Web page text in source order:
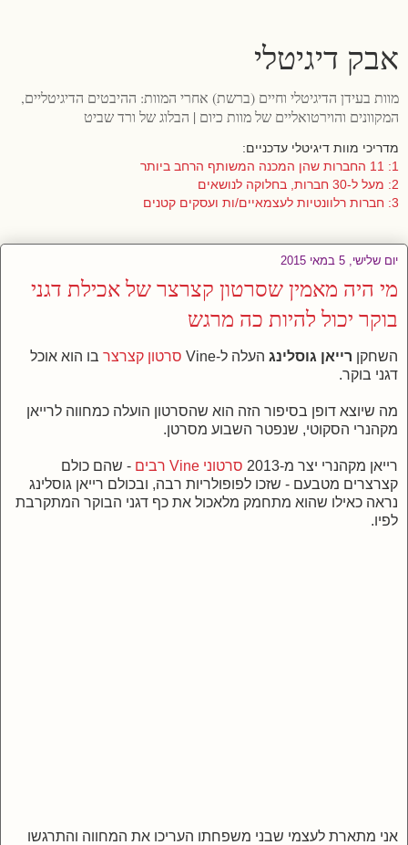
אבק דיגיטלי
מוות בעידן הדיגיטלי וחיים (ברשת) אחרי המוות: ההיבטים הדיגיטליים,
המקוונים והוירטואליים של מוות כיום | הבלוג של ורד שביט
מדריכי מוות דיגיטלי עדכניים:
1: 11 החברות שהן המכנה המשותף הרחב ביותר
2: מעל ל-30 חברות, בחלוקה לנושאים
3: חברות רלוונטיות לעצמאיים/ות ועסקים קטנים
יום שלישי, 5 במאי 2015
מי היה מאמין שסרטון קצרצר של אכילת דגני
בוקר יכול להיות כה מרגש
השחקן רייאן גוסלינג העלה ל-Vine סרטון קצרצר בו הוא אוכל
דגני בוקר.
מה שיוצא דופן בסיפור הזה הוא שהסרטון הועלה כמחווה לרייאן
מקהנרי הסקוטי, שנפטר השבוע מסרטן.
רייאן מקהנרי יצר מ-2013 סרטוני Vine רבים
- שהם כולם
קצרצרים מטבעם - שזכו לפופולריות רבה, ובכולם רייאן גוסלינג
נראה כאילו שהוא מתחמק מלאכול את כף דגני הבוקר המתקרבת
לפיו.
אני מתארת לעצמי שבני משפחתו העריכו את המחווה והתרגשו